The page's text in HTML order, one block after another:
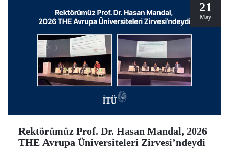
21
May
Rektörümüz Prof. Dr. Hasan Mandal, 2026
THE Avrupa Üniversiteleri Zirvesi’ndeydi